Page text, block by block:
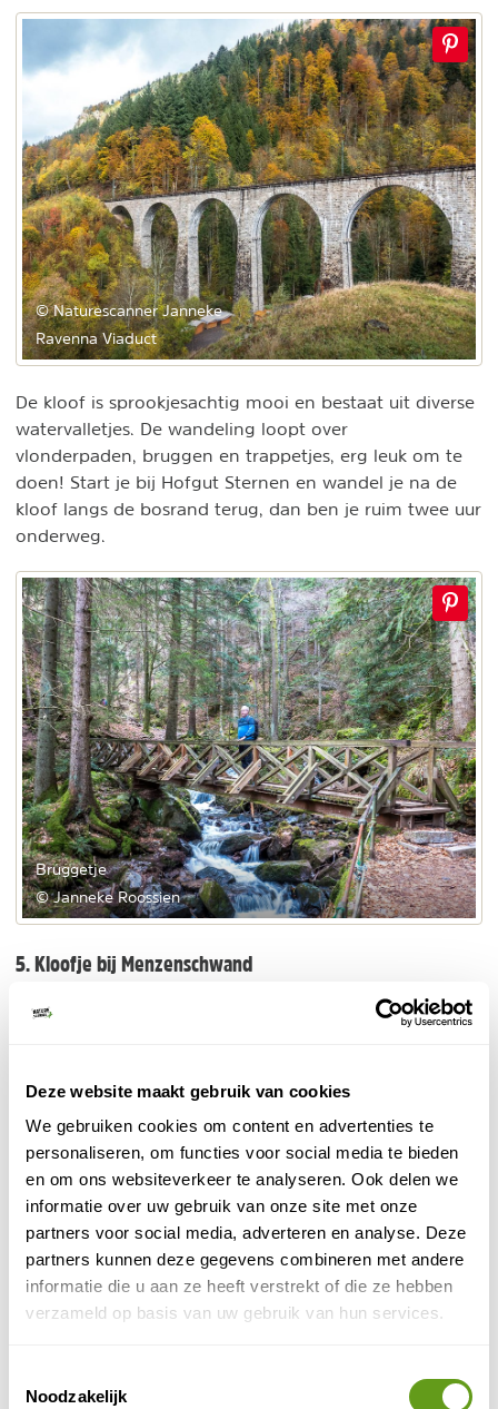
Deze website maakt gebruik van cookies
We gebruiken cookies om content en advertenties te
personaliseren, om functies voor social media te bieden
en om ons websiteverkeer te analyseren. Ook delen we
informatie over uw gebruik van onze site met onze
partners voor social media, adverteren en analyse. Deze
partners kunnen deze gegevens combineren met andere
informatie die u aan ze heeft verstrekt of die ze hebben
verzameld op basis van uw gebruik van hun services.
Noodzakelijk
© Naturescanner Janneke
Ravenna Viaduct
De kloof is sprookjesachtig mooi en bestaat uit diverse
watervalletjes. De wandeling loopt over
vlonderpaden, bruggen en trappetjes, erg leuk om te
doen! Start je bij Hofgut Sternen en wandel je na de
kloof langs de bosrand terug, dan ben je ruim twee uur
onderweg.
Bruggetje
© Janneke Roossien
5. Kloofje bij Menzenschwand
De Menzenschwander Wasserfälle zijn een verborgen
pareltje in de buurt van het dorp Menzenschwand.
zijn ontstaan door de Menzenschwander Alb, een beek
meer over op onze paginawatervallen in het Zwarte
Woud.